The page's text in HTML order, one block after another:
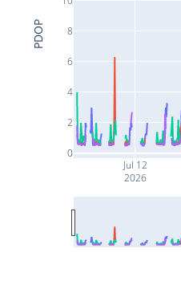
Jul 12
2026
0
2
4
6
8
PDOP